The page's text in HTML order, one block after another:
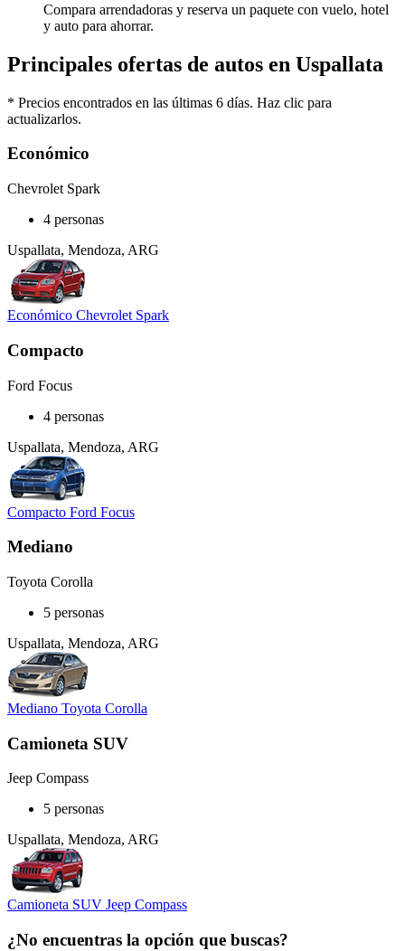
Compara arrendadoras y reserva un paquete con vuelo, hotel
y auto para ahorrar.
Principales ofertas de autos en Uspallata
* Precios encontrados en las últimas 6 días. Haz clic para
actualizarlos.
Económico
Chevrolet Spark
4 personas
Uspallata, Mendoza, ARG
Económico Chevrolet Spark
Compacto
Ford Focus
4 personas
Uspallata, Mendoza, ARG
Compacto Ford Focus
Mediano
Toyota Corolla
5 personas
Uspallata, Mendoza, ARG
Mediano Toyota Corolla
Camioneta SUV
Jeep Compass
5 personas
Uspallata, Mendoza, ARG
Camioneta SUV Jeep Compass
¿No encuentras la opción que buscas?